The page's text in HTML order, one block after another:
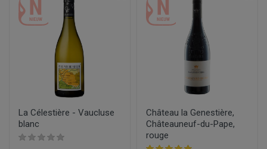
La Célestière - Vaucluse
blanc
Château la Genestière,
Châteauneuf-du-Pape,
rouge